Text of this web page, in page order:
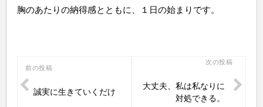
胸のあたりの納得感とともに、１日の始まりです。
投
稿
前の投稿
誠実に生きていくだけ
次の投稿
大丈夫、私は私なりに
対処できる。